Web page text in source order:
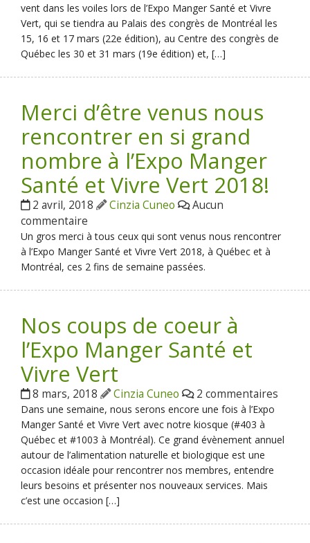
vent dans les voiles lors de l’Expo Manger Santé et Vivre
Vert, qui se tiendra au Palais des congrès de Montréal les
15, 16 et 17 mars (22e édition), au Centre des congrès de
Québec les 30 et 31 mars (19e édition) et, […]
Merci d’être venus nous
rencontrer en si grand
nombre à l’Expo Manger
Santé et Vivre Vert 2018!
2 avril, 2018 Cinzia Cuneo
Aucun
commentaire
Un gros merci à tous ceux qui sont venus nous rencontrer
à l’Expo Manger Santé et Vivre Vert 2018, à Québec et à
Montréal, ces 2 fins de semaine passées.
Nos coups de coeur à
l’Expo Manger Santé et
Vivre Vert
8 mars, 2018 Cinzia Cuneo 2 commentaires
Dans une semaine, nous serons encore une fois à l’Expo
Manger Santé et Vivre Vert avec notre kiosque (#403 à
Québec et #1003 à Montréal). Ce grand évènement annuel
autour de l’alimentation naturelle et biologique est une
occasion idéale pour rencontrer nos membres, entendre
leurs besoins et présenter nos nouveaux services. Mais
c’est une occasion […]